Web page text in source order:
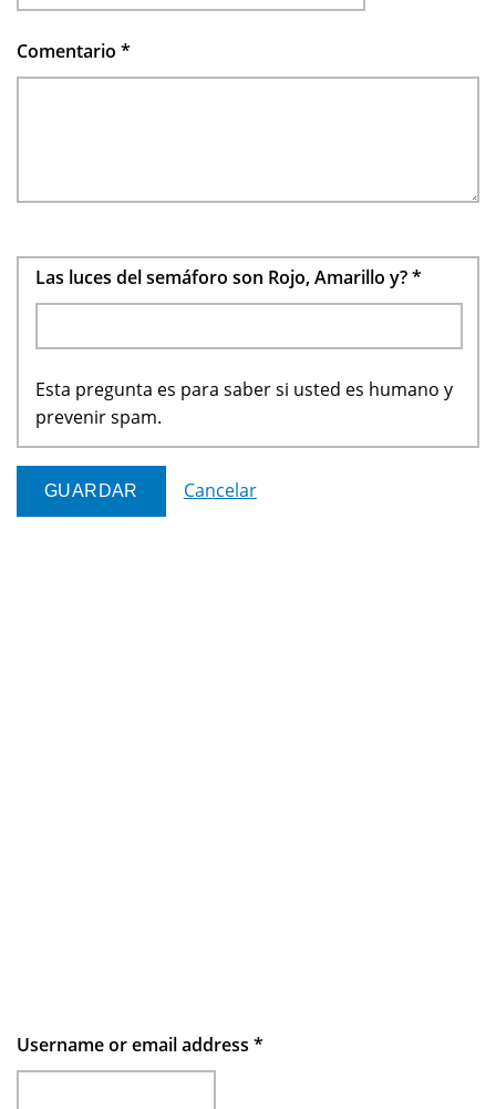
Comentario *
Las luces del semáforo son Rojo, Amarillo y?*
Esta pregunta es para saber si usted es humano y
prevenir spam.
Cancelar
Username or email address *